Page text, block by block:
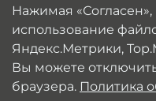
использование файлов
Яндекс.Метрики,
можете отключить
Политика обработки
Нажимая
использование
Яндекс.Метрики,
Вы можете
браузера. Политика